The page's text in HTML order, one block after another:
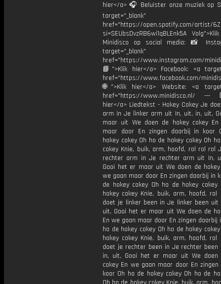
hier</a> 🎧 Beluister onze muziek op
target="_blank"
href="https://open.spotify.com/artist/
si=SEUbsDvzRB6wi1qBLEnk5A
Minidisco op social media: 📸
target="_blank"
href="https://www.instagram.com/
📘">Klik hier</a> Facebook: <a
href="https://www.facebook.com/
🌐">Klik hier</a> Website: <a
href="https://www.minidisco.nl/ ---
hier</a> Liedtekst - Hokey Cokey Je
arm in Je linker arm uit In, uit, in, uit,
maar uit We doen de hokey cokey
maar door En zingen daarbij in koor
hokey cokey Oh ho de hokey cokey Oh
cokey Knie, buik, arm, hoofd, rol rol rol
rechter arm in Je rechter arm uit In,
Gooi het er maar uit We doen de hokey
we gaan maar door En zingen daarbij in
de hokey cokey Oh ho de hokey cokey
hokey cokey Knie, buik, arm, hoofd,
doet je linker been in Je linker been uit
uit, Gooi het er maar uit We doen de
En we gaan maar door En zingen daarbij
ho de hokey cokey Oh ho de hokey
hokey cokey Knie, buik, arm, hoofd,
doet je rechter been in Je rechter been
in, uit, Gooi het er maar uit We doen
cokey En we gaan maar door En
koor Oh ho de hokey cokey Oh ho de